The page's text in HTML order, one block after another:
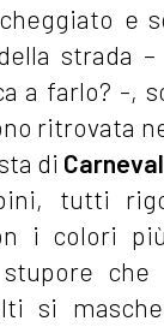
e
strada
a farlo? -,
ritrovata
di
tutti
i colori
che
si